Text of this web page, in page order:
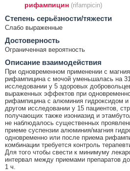
рифампицин (rifampicin)
Cтепень серьёзности/тяжести
Слабо выраженные
Достоверность
Ограниченная вероятность
Описание взаимодействия
При одновременном применении с
рифампицина с мочой уменьшалась на
исследовании у 5 здоровых
выраженных эффектов при
рифампицина с алюминия гидроксидом и
другом исследовании у 15 пациентов,
получающих также изониазид и
не наблюдалось существенных
приеме суспензии алюминия/магния
одновременно или после приема
комбинации требуется контроль
Для того чтобы свести к минимуму
интервал между приемами препаратов
1 ч.